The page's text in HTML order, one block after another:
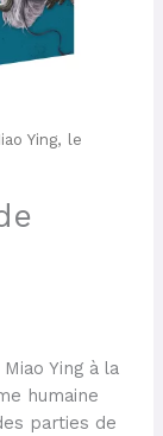
Ying, le
Ying à la
humaine
parties de